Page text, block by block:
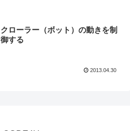
クローラー（ボット）の動きを制
御する
2013.04.30